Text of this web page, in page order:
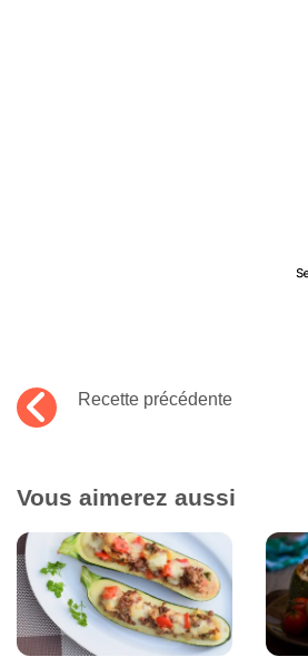
Recette précédente
Vous aimerez aussi